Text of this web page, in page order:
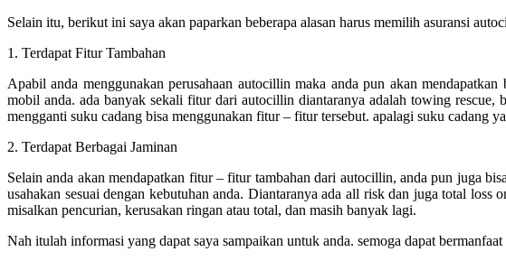
Selain itu, berikut ini saya akan paparkan beberapa alasan harus memilih asuransi
1. Terdapat Fitur Tambahan
Apabil anda menggunakan perusahaan autocillin maka anda pun akan
mobil anda. ada banyak sekali fitur dari autocillin diantaranya adalah towing rescue,
mengganti suku cadang bisa menggunakan fitur – fitur tersebut. apalagi suku cadang
2. Terdapat Berbagai Jaminan
Selain anda akan mendapatkan fitur – fitur tambahan dari autocillin, anda pun juga
usahakan sesuai dengan kebutuhan anda. Diantaranya ada all risk dan juga total
misalkan pencurian, kerusakan ringan atau total, dan masih banyak lagi.
Nah itulah informasi yang dapat saya sampaikan untuk anda. semoga dapat